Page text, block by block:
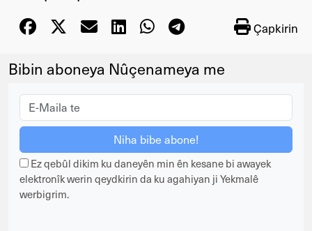
Çapkirin
Bibin aboneya Nûçenameya me
Ez qebûl dikim ku daneyên min ên kesane bi awayek
elektronîk werin qeydkirin da ku agahiyan ji Yekmalê
werbigrim.